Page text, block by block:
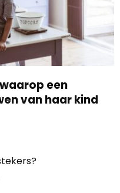
een
van haar kind